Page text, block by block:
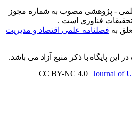
- پژوهشی مصوب به شماره مجوز
بهفصلنامه علمی اقتصاد و مدیریت
پایگاه با ذکر منبع آزاد می باشد.
Journal of